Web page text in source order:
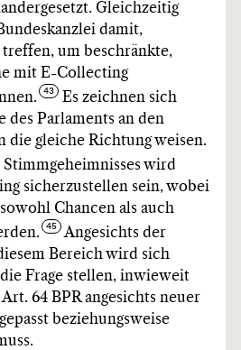
Gleichzeitig
damit,
um beschränkte,
mit E-Collecting
Es zeichnen sich
des Parlaments an den
die gleiche Richtung weisen.
Stimmgeheimnisses wird
sicherzustellen sein, wobei
Chancen als auch
Angesichts der
Bereich wird sich
Frage stellen, inwieweit
64 BPR angesichts neuer
beziehungsweise